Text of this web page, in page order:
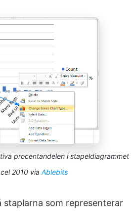
procentandelen i stapeldiagrammet
2010 via Ablebits
staplarna som representerar